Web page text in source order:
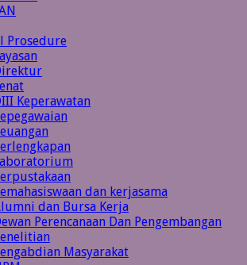
Prosedure
Keperawatan
dan kerjasama
dan Bursa Kerja
Perencanaan Dan Pengembangan
Masyarakat